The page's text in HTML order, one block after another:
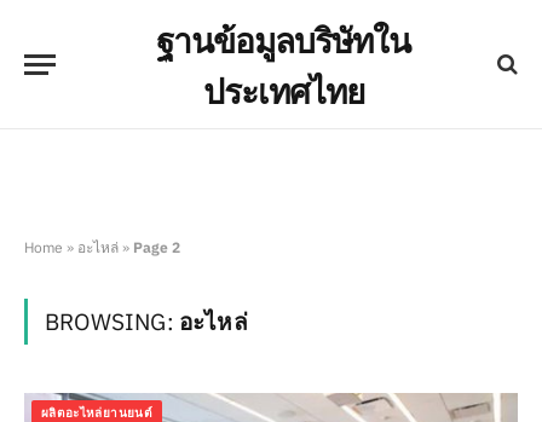
ฐานข้อมูลบริษัทใน
ประเทศไทย
Home » อะไหล่ » Page 2
BROWSING: อะไหล่
ผลิตอะไหล่ยานยนต์